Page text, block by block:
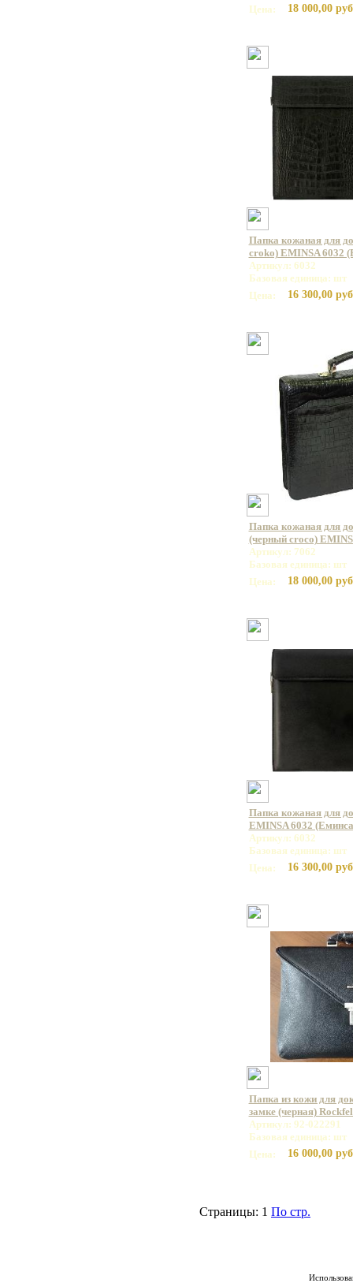
Цена: 18 000,00
Папка кожаная для
croko) EMINSA 6032
Артикул: 6032
Базовая единица: шт
Цена:
16 300,00
Папка кожаная для
(черный croco)
Артикул: 7062
Базовая единица: шт
Цена:
18 000,00
Папка кожаная для
EMINSA 6032
Артикул: 6032
Базовая единица: шт
Цена:
16 300,00
Папка из кожи для
замке (черная)
Артикул: 92-022291
Базовая единица: шт
Цена:
16 000,00
Страницы: 1 По стр.